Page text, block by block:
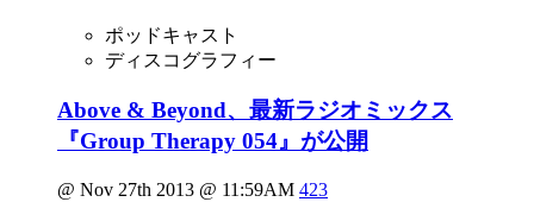
ポッドキャスト
ディスコグラフィー
Above & Beyond、最新ラジオミックス
『Group Therapy 054』が公開
@ Nov 27th 2013 @ 11:59AM 423